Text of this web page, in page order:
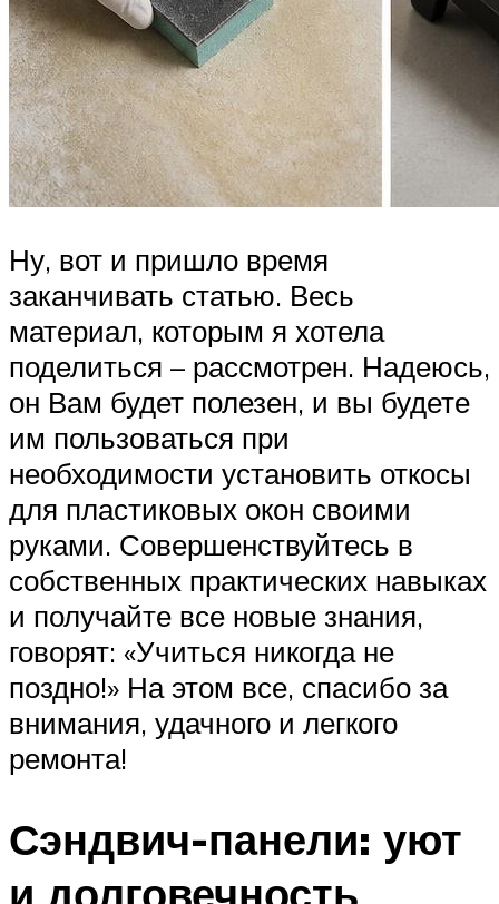
Ну, вот и пришло время
заканчивать статью. Весь
материал, которым я хотела
поделиться – рассмотрен. Надеюсь,
он Вам будет полезен, и вы будете
им пользоваться при
необходимости установить откосы
для пластиковых окон своими
руками. Совершенствуйтесь в
собственных практических навыках
и получайте все новые знания,
говорят: «Учиться никогда не
поздно!» На этом все, спасибо за
внимания, удачного и легкого
ремонта!
Сэндвич-панели: уют